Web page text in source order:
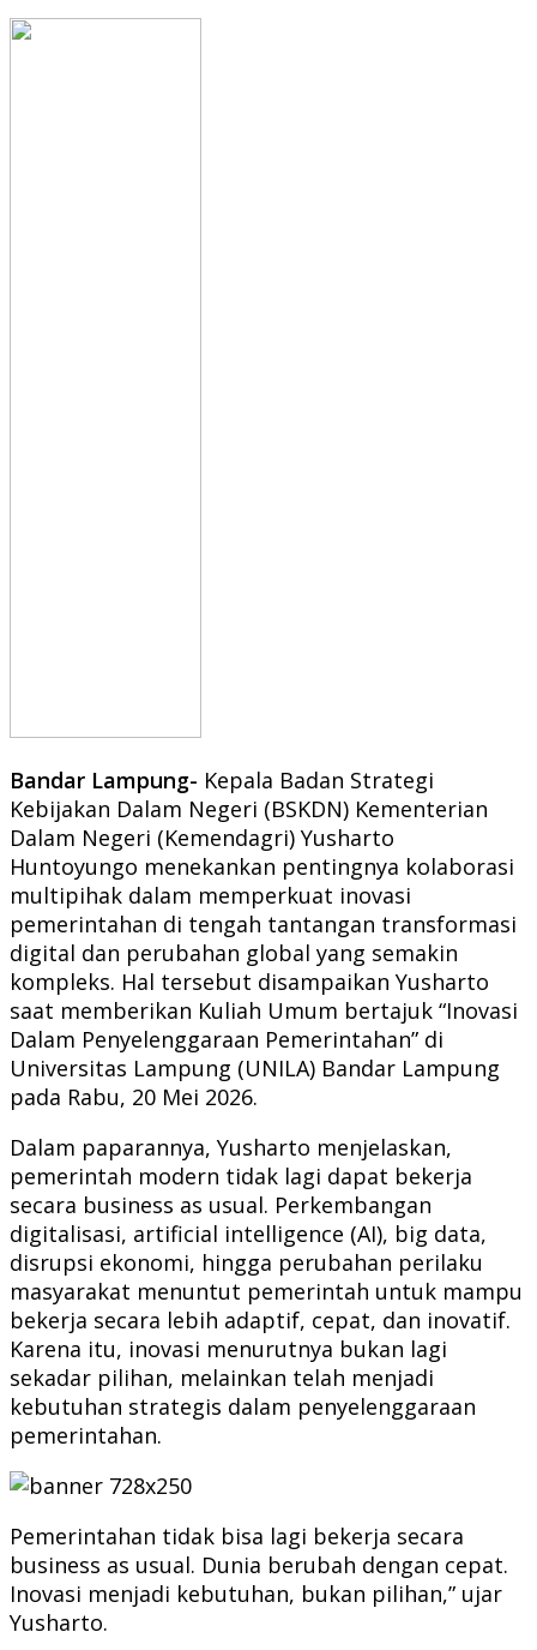
Bandar Lampung- Kepala Badan Strategi
Kebijakan Dalam Negeri (BSKDN) Kementerian
Dalam Negeri (Kemendagri) Yusharto
Huntoyungo menekankan pentingnya kolaborasi
multipihak dalam memperkuat inovasi
pemerintahan di tengah tantangan transformasi
digital dan perubahan global yang semakin
kompleks. Hal tersebut disampaikan Yusharto
saat memberikan Kuliah Umum bertajuk “Inovasi
Dalam Penyelenggaraan Pemerintahan” di
Universitas Lampung (UNILA) Bandar Lampung
pada Rabu, 20 Mei 2026.
Dalam paparannya, Yusharto menjelaskan,
pemerintah modern tidak lagi dapat bekerja
secara business as usual. Perkembangan
digitalisasi, artificial intelligence (AI), big data,
disrupsi ekonomi, hingga perubahan perilaku
masyarakat menuntut pemerintah untuk mampu
bekerja secara lebih adaptif, cepat, dan inovatif.
Karena itu, inovasi menurutnya bukan lagi
sekadar pilihan, melainkan telah menjadi
kebutuhan strategis dalam penyelenggaraan
pemerintahan.
Pemerintahan tidak bisa lagi bekerja secara
business as usual. Dunia berubah dengan cepat.
Inovasi menjadi kebutuhan, bukan pilihan,” ujar
Yusharto.